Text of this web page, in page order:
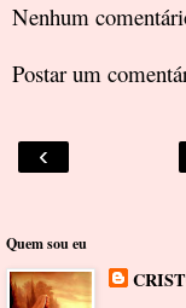
Nenhum
Postar um
‹
Quem sou eu